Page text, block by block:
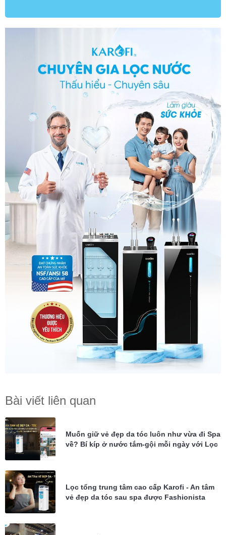
Bài viết liên quan
Muốn giữ vẻ đẹp da tóc luôn như vừa đi Spa
về? Bí kíp ở nước tắm-gội mỗi ngày với Lọc
Lọc tổng trung tâm cao cấp Karofi - An tâm
vẻ đẹp da tóc sau spa được Fashionista